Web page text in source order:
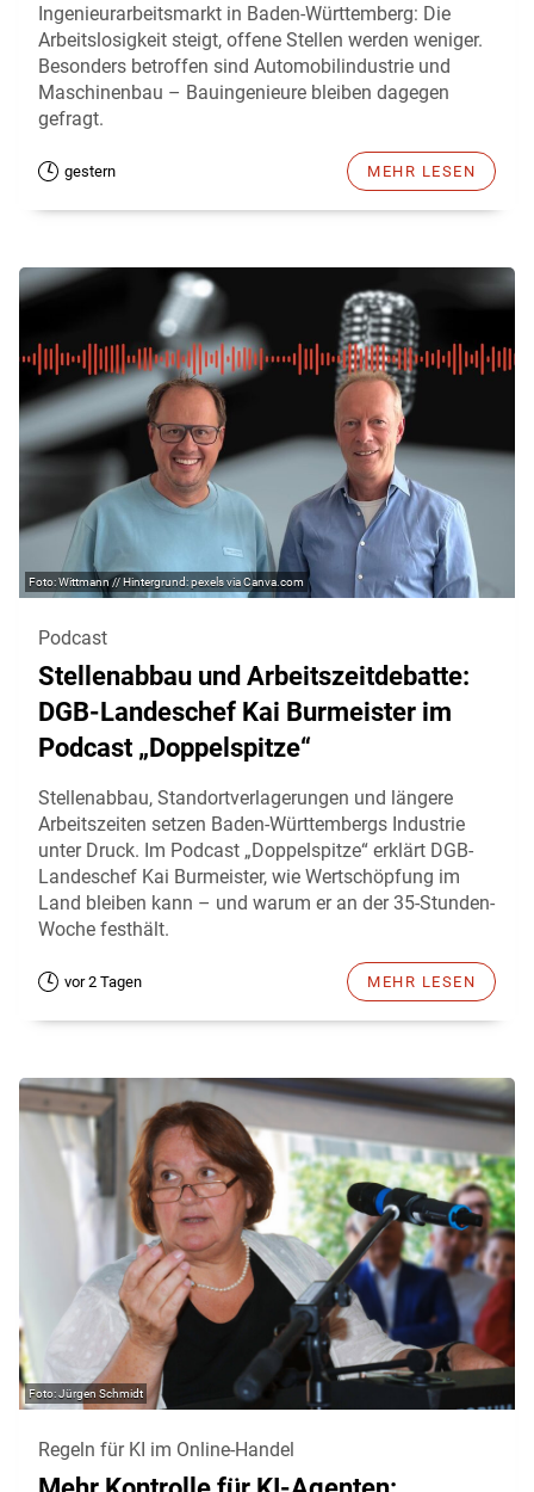
Ingenieurarbeitsmarkt in Baden-Württemberg: Die
Arbeitslosigkeit steigt, offene Stellen werden weniger.
Besonders betroffen sind Automobilindustrie und
Maschinenbau – Bauingenieure bleiben dagegen
gefragt.
gestern MEHR LESEN
Wittmann // Hintergrund: pexels via Canva.com
Podcast
Stellenabbau und Arbeitszeitdebatte:
DGB-Landeschef Kai Burmeister im
Podcast „Doppelspitze“
Stellenabbau, Standortverlagerungen und längere
Arbeitszeiten setzen Baden-Württembergs Industrie
unter Druck. Im Podcast „Doppelspitze“ erklärt DGB-
Landeschef Kai Burmeister, wie Wertschöpfung im
Land bleiben kann – und warum er an der 35-Stunden-
Woche festhält.
vor 2 Tagen MEHR LESEN
Jürgen Schmidt
Regeln für KI im Online-Handel